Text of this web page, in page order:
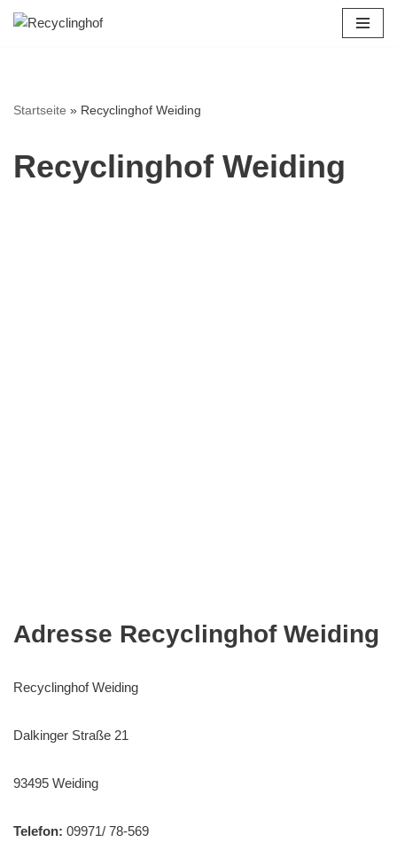
Startseite » Recyclinghof Weiding
Recyclinghof Weiding
Adresse Recyclinghof Weiding
Recyclinghof Weiding
Dalkinger Straße 21
93495 Weiding
Telefon: 09971/ 78-569